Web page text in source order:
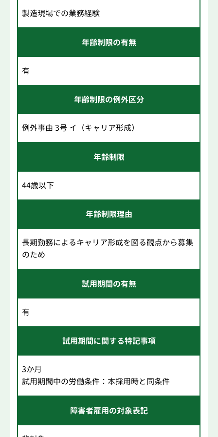
製造現場での業務経験
年齢制限の有無
有
年齢制限の例外区分
例外事由 3号 イ（キャリア形成）
年齢制限
44歳以下
年齢制限理由
長期勤務によるキャリア形成を図る観点から募集
のため
試用期間の有無
有
試用期間に関する特記事項
3か月
試用期間中の労働条件：本採用時と同条件
障害者雇用の対象表記